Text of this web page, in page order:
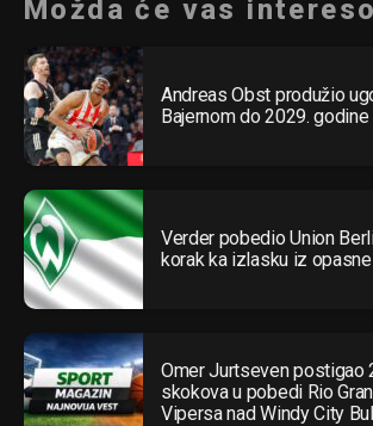
Možda će vas
Andreas Obst produžio
Bajernom do 2029. godine
Verder pobedio Union
korak ka izlasku iz
Omer Jurtseven postigao
skokova u pobedi Rio
Vipersa nad Windy City